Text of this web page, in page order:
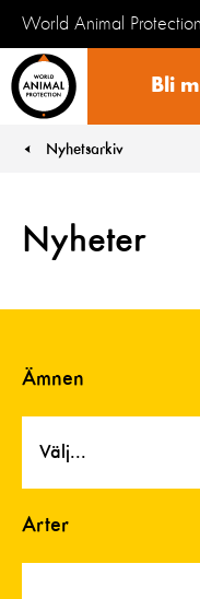
World Animal
Bli
You are here:
Nyhetsarkiv
Nyheter
Ämnen
Välj...
Arter